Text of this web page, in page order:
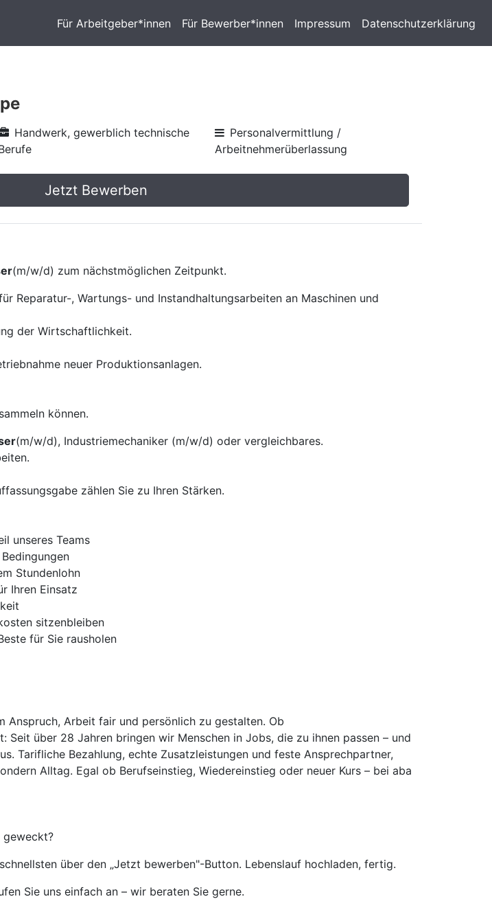
Für Arbeitgeber*innen Für Bewerber*innen Impressum Datenschutzerklärung
Handwerk, gewerblich technische
Personalvermittlung /
Arbeitnehmerüberlassung
Jetzt Bewerben
(m/w/d) zum nächstmöglichen Zeitpunkt.
Reparatur-, Wartungs- und Instandhaltungsarbeiten an Maschinen und
der Wirtschaftlichkeit.
neuer Produktionsanlagen.
können.
(m/w/d), Industriemechaniker (m/w/d) oder vergleichbares.
zählen Sie zu Ihren Stärken.
unseres Teams
Stundenlohn
Ihren Einsatz
sitzenbleiben
für Sie rausholen
Anspruch, Arbeit fair und persönlich zu gestalten. Ob
über 28 Jahren bringen wir Menschen in Jobs, die zu ihnen passen – und
Tarifliche Bezahlung, echte Zusatzleistungen und feste Ansprechpartner,
Alltag. Egal ob Berufseinstieg, Wiedereinstieg oder neuer Kurs – bei aba
geweckt?
über den „Jetzt bewerben"-Button. Lebenslauf hochladen, fertig.
Sie uns einfach an – wir beraten Sie gerne.